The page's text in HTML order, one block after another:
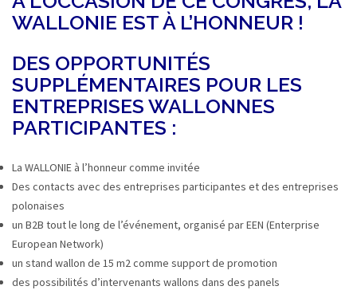
WALLONIE EST À L’HONNEUR !
DES OPPORTUNITÉS
SUPPLÉMENTAIRES POUR LES
ENTREPRISES WALLONNES
PARTICIPANTES :
La WALLONIE à l’honneur comme invitée
Des contacts avec des entreprises participantes et des entreprises
polonaises
un B2B tout le long de l’événement, organisé par EEN (Enterprise
European Network)
un stand wallon de 15 m2 comme support de promotion
des possibilités d’intervenants wallons dans des panels